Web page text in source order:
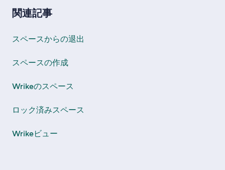
関連記事
スペースからの退出
スペースの作成
Wrikeのスペース
ロック済みスペース
Wrikeビュー